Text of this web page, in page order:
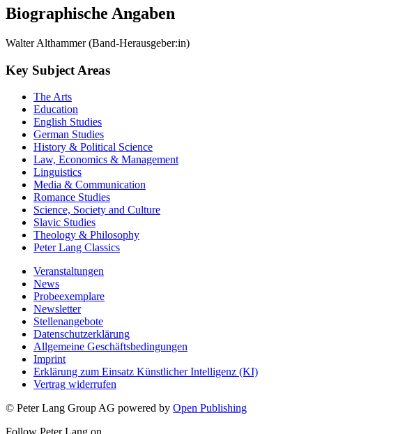
Biographische Angaben
Walter Althammer (Band-Herausgeber:in)
Key Subject Areas
The Arts
Education
English Studies
German Studies
History & Political Science
Law, Economics & Management
Linguistics
Media & Communication
Romance Studies
Science, Society and Culture
Slavic Studies
Theology & Philosophy
Peter Lang Classics
Veranstaltungen
News
Probeexemplare
Newsletter
Stellenangebote
Datenschutzerklärung
Allgemeine Geschäftsbedingungen
Imprint
Erklärung zum Einsatz Künstlicher Intelligenz (KI)
Vertrag widerrufen
© Peter Lang Group AG powered by Open Publishing